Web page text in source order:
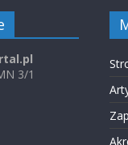
3/1